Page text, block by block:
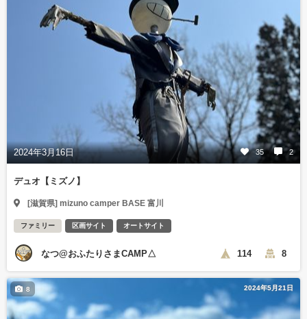
2024年3月16日 35 2
デュオ【ミズノ】
[滋賀県] mizuno camper BASE 富川
ファミリー 区画サイト オートサイト
なつ@おふたりさまCAMP△ 114 8
2024年5月21日
8